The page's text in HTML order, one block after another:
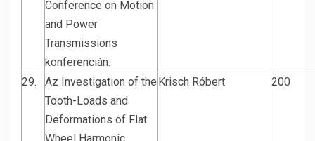
Conference on Motion
and Power
Transmissions
konferencián.
29.
Az Investigation of the
Tooth-Loads and
Deformations of Flat
Krisch Róbert 200